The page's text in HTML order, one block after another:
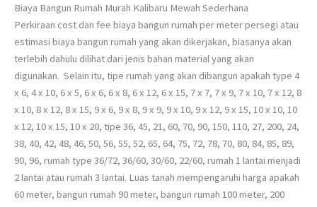
Biaya Bangun Rumah Murah Kalibaru Mewah Sederhana
Perkiraan cost dan fee biaya bangun rumah per meter persegi atau
estimasi biaya bangun rumah yang akan dikerjakan, biasanya akan
terlebih dahulu dilihat dari jenis bahan material yang akan
digunakan. Selain itu, tipe rumah yang akan dibangun apakah type 4
x 6, 4 x 10, 6 x 5, 6 x 6, 6 x 8, 6 x 12, 6 x 15, 7 x 7, 7 x 9, 7 x 10, 7 x 12, 8
x 10, 8 x 12, 8 x 15, 9 x 6, 9 x 8, 9 x 9, 9 x 10, 9 x 12, 9 x 15, 10 x 10, 10
x 12, 10 x 15, 10 x 20, tipe 36, 45, 21, 60, 70, 90, 150, 110, 27, 200, 24,
38, 40, 42, 48, 46, 50, 56, 55, 52, 65, 64, 75, 72, 78, 70, 80, 84, 85, 89,
90, 96, rumah type 36/72, 36/60, 30/60, 22/60, rumah 1 lantai menjadi
2 lantai atau rumah 3 lantai. Luas tanah mempengaruhi harga apakah
60 meter, bangun rumah 90 meter, bangun rumah 100 meter, 200